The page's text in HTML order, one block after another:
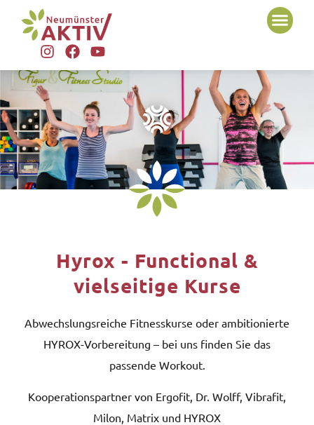
Hyrox - Functional &
vielseitige Kurse
Abwechslungsreiche Fitnesskurse oder ambitionierte
HYROX-Vorbereitung – bei uns finden Sie das
passende Workout.
Kooperationspartner von Ergofit, Dr. Wolff, Vibrafit,
Milon, Matrix und HYROX